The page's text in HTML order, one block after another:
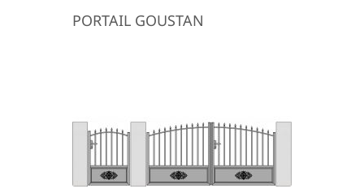
PORTAIL GOUSTAN